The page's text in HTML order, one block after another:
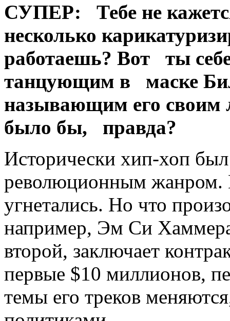
СУПЕР:
Тебе не
несколько
работаешь? Вот ты
танцующим в маске
называющим его
было бы, правда?
Исторически хип-хоп
революционным жанром.
угнетались. Но что
например, Эм Си
второй, заключает
первые $10 миллионов,
темы его треков